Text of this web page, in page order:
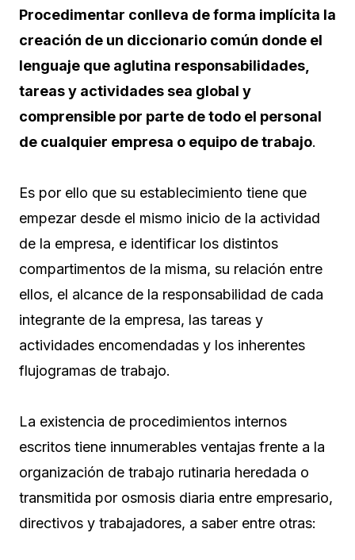
Procedimentar conlleva de forma implícita la
creación de un diccionario común donde el
lenguaje que aglutina responsabilidades,
tareas y actividades sea global y
comprensible por parte de todo el personal
de cualquier empresa o equipo de trabajo.
Es por ello que su establecimiento tiene que
empezar desde el mismo inicio de la actividad
de la empresa, e identificar los distintos
compartimentos de la misma, su relación entre
ellos, el alcance de la responsabilidad de cada
integrante de la empresa, las tareas y
actividades encomendadas y los inherentes
flujogramas de trabajo.
La existencia de procedimientos internos
escritos tiene innumerables ventajas frente a la
organización de trabajo rutinaria heredada o
transmitida por osmosis diaria entre empresario,
directivos y trabajadores, a saber entre otras: